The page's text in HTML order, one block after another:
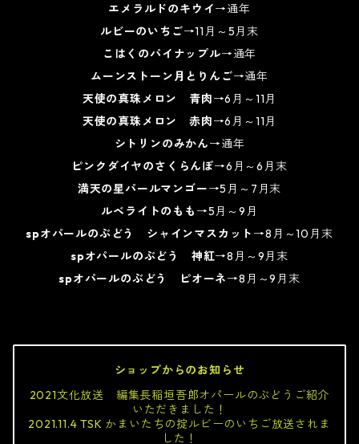
エメラルドのキウイ→通年
ルビーのいちご→11月～5月末
こはくのパイナップル→通年
ムーンストーン月とりんご→通年
天使の真珠メロン 青肉→6月～11月
天使の真珠メロン 赤肉→6月～11月
シトリンのみかん→通年
ピンクダイヤのさくらんぼ→6月～6月末
満天の星パールマンゴー→5月～7月末
ルベライトのもも →5月～9月
spオパールのぶどう シャインマスカット →8月～10月末
spオパールのぶどう 神紅→8月～9月末
spオパールのぶどう ピオーネ→8月～9月末
ショップからのお知らせ
2021文化放送 編集長稲垣吾郎オパールのぶどうご紹介
いただきました！
2021.11.4 TSK かまいたちの掟ルビーのいちご放送されま
した！